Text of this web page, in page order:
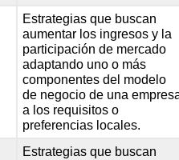
Estrategias que buscan
aumentar los ingresos y la
participación de mercado
adaptando uno o más
componentes del modelo
de negocio de una
a los requisitos o
preferencias locales.
Estrategias que buscan